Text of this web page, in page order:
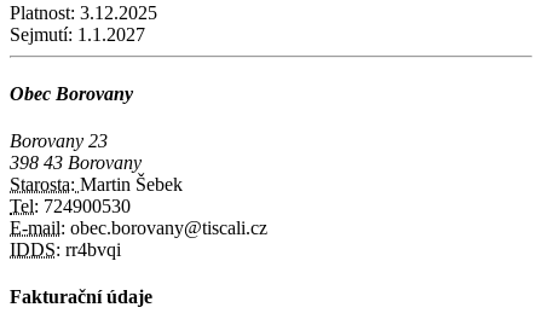
Platnost: 3.12.2025
Sejmutí: 1.1.2027
Obec Borovany
Borovany 23
398 43 Borovany
Starosta: Martin Šebek
Tel: 724900530
E-mail: obec.borovany@tiscali.cz
IDDS: rr4bvqi
Fakturační údaje